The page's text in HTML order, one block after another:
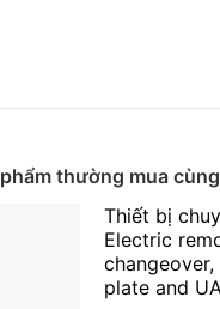
thường mua cùng
Thiết bị
Electric
plate and